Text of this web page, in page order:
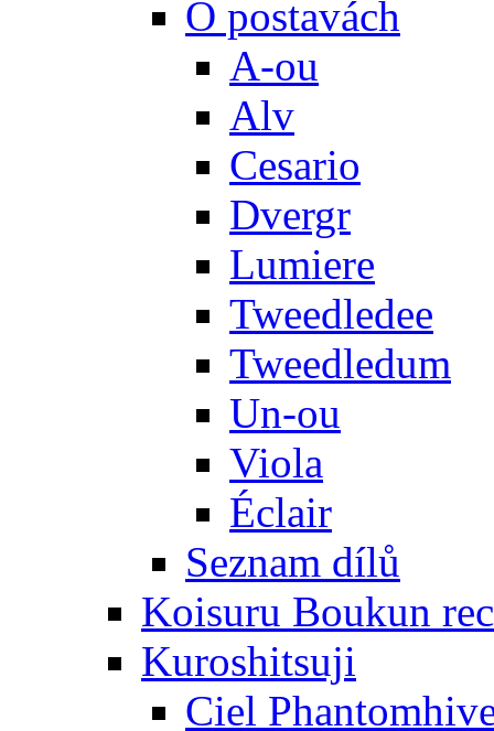
O postavách
A-ou
Alv
Cesario
Dvergr
Lumiere
Tweedledee
Tweedledum
Un-ou
Viola
Éclair
Seznam dílů
Koisuru Boukun
Kuroshitsuji
Ciel